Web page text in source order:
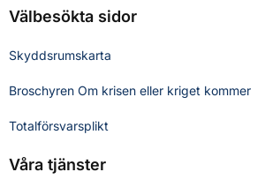
Välbesökta sidor
Skyddsrumskarta
Broschyren Om krisen eller kriget kommer
Totalförsvarsplikt
Våra tjänster